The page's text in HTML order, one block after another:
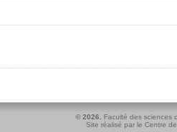
© 2026.
Faculté des sciences
Site réalisé par le Centre